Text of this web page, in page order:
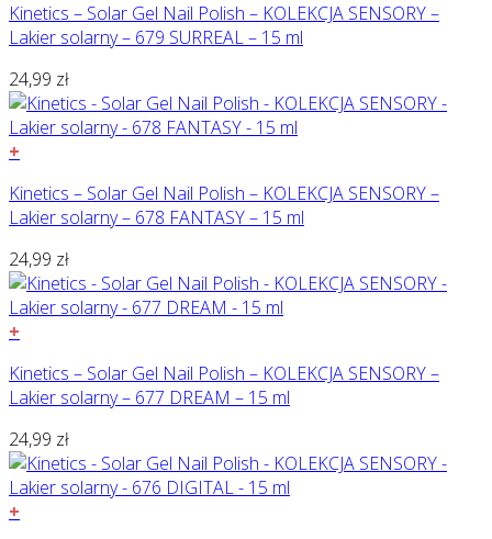
Kinetics – Solar Gel Nail Polish – KOLEKCJA SENSORY –
Lakier solarny – 679 SURREAL – 15 ml
24,99 zł
+
Kinetics – Solar Gel Nail Polish – KOLEKCJA SENSORY –
Lakier solarny – 678 FANTASY – 15 ml
24,99 zł
+
Kinetics – Solar Gel Nail Polish – KOLEKCJA SENSORY –
Lakier solarny – 677 DREAM – 15 ml
24,99 zł
+